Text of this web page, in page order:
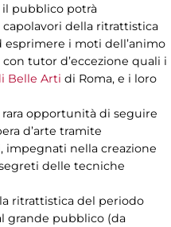
il pubblico potrà
della ritrattistica
i moti dell’animo
tutor d’eccezione quali i
Belle Arti di Roma, e i loro
opportunità di seguire
d’arte tramite
impegnati nella creazione
delle tecniche
ritrattistica del periodo
grande pubblico (da